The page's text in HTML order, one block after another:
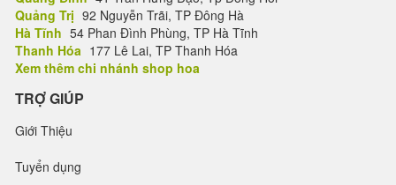
Quảng Trị 92 Nguyễn Trãi, TP Đông Hà
Hà Tĩnh 54 Phan Đình Phùng, TP Hà Tĩnh
Thanh Hóa 177 Lê Lai, TP Thanh Hóa
Xem thêm chi nhánh shop hoa
TRỢ GIÚP
Giới Thiệu
Tuyển dụng